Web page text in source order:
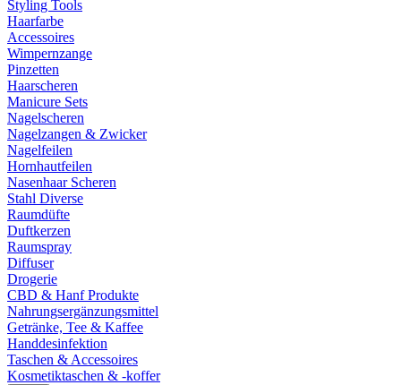
Styling Tools
Haarfarbe
Accessoires
Wimpernzange
Pinzetten
Haarscheren
Manicure Sets
Nagelscheren
Nagelzangen & Zwicker
Nagelfeilen
Hornhautfeilen
Nasenhaar Scheren
Stahl Diverse
Raumdüfte
Duftkerzen
Raumspray
Diffuser
Drogerie
CBD & Hanf Produkte
Nahrungsergänzungsmittel
Getränke, Tee & Kaffee
Handdesinfektion
Taschen & Accessoires
Kosmetiktaschen & -koffer